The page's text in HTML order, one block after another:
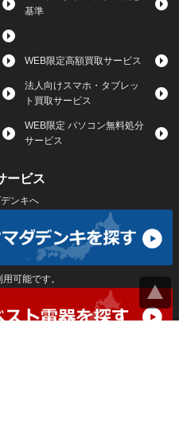
基準
WEB限定高額買取サービス
法人向けスマホ・タブレッ
ト買取サービス
WEB限定 パソコン無料処分
サービス
ービス
ンキへ
可能です。